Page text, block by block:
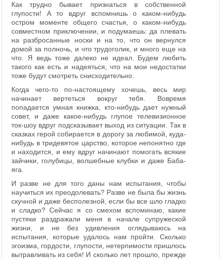
Как трудно бывает признаться в собственной
глупости! А то вдруг вспомнишь о каком-нибудь
остром моменте общего счастья, о каком-нибудь
совместном приключении, и подумаешь: да плевать
на разбросанные носки и на то, что он вернулся
домой за полночь, и что трудоголик, и много еще на
что. Я ведь тоже далеко не идеал. Будем любить
такого как есть и надеяться, что на мои недостатки
тоже будут смотреть снисходительно.
Когда чего-то по-настоящему хочешь, весь мир
начинает вертеться вокруг тебя. Вовремя
попадается умная книжка, кто-нибудь дает нужный
совет, и даже какое-нибудь глупое телевизионное
ток-шоу вдруг подсказывает выход из ситуации. Так в
сказках герой собирается в дорогу за любимой, куда-
нибудь в тридевятое царство, которое непонятно где
и находится, и ему вдруг начинают помогать всякие
зайчики, голубицы, волшебные клубки и даже Баба-
яга.
И разве не для того даны нам испытания, чтобы
научиться их преодолевать? Разве не была бы жизнь
скучной и даже бесполезной, если бы все шло гладко
и сладко? Сейчас я со смехом вспоминаю, какие
пустяки раздражали меня в начале супружеской
жизни, и не без удивления оглядываюсь на
испытания, которые удалось нам пройти. Сколько
эгоизма, гордости, глупости, нетерпимости пришлось
вытравливать из себя! И сколько лет прошло, прежде